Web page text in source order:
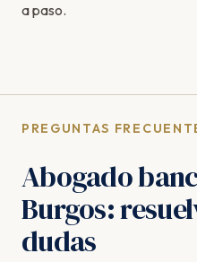
a paso.
PREGUNTAS
Abogado
Burgos:
dudas